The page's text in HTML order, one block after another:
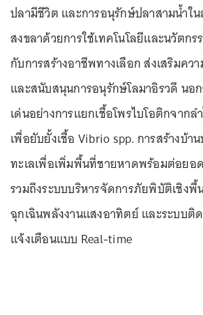
ปลามีชีวิต และการอนุรักษ์ปลาสามน้ำใ
สงขลาด้วยการใช้เทคโนโลยีและนวัตก
กับการสร้างอาชีพทางเลือก ส่งเสริมคว
และสนับสนุนการอนุรักษ์โลมาอิรวดี นอ
เด่นอย่างการแยกเชื้อโพรไบโอติกจากล
เพื่อยับยั้งเชื้อ Vibrio spp. การสร้างบ้า
ทะเลเพื่อเพิ่มพื้นที่ชายหาดพร้อมต่อย
รวมถึงระบบบริหารจัดการภัยพิบัติเชิงพื้
ฉุกเฉินพลังงานแสงอาทิตย์ และระบบติ
แจ้งเตือนแบบ Real-time